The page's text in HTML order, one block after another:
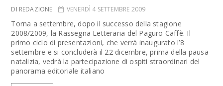
DI REDAZIONE VENERDÌ 4 SETTEMBRE 2009
Torna a settembre, dopo il successo della stagione
2008/2009, la Rassegna Letteraria del Paguro Caffè. Il
primo ciclo di presentazioni, che verrà inaugurato l’8
settembre e si concluderà il 22 dicembre, prima della pausa
natalizia, vedrà la partecipazione di ospiti straordinari del
panorama editoriale italiano